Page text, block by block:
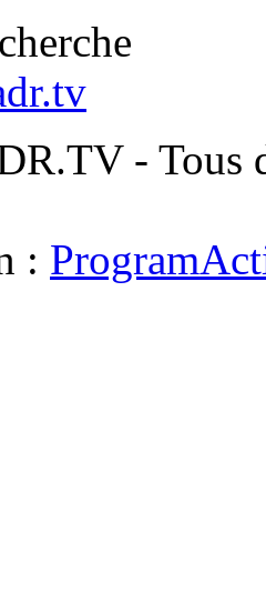
- Tous
: